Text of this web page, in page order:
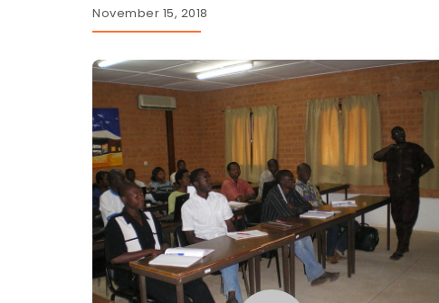
November 15, 2018